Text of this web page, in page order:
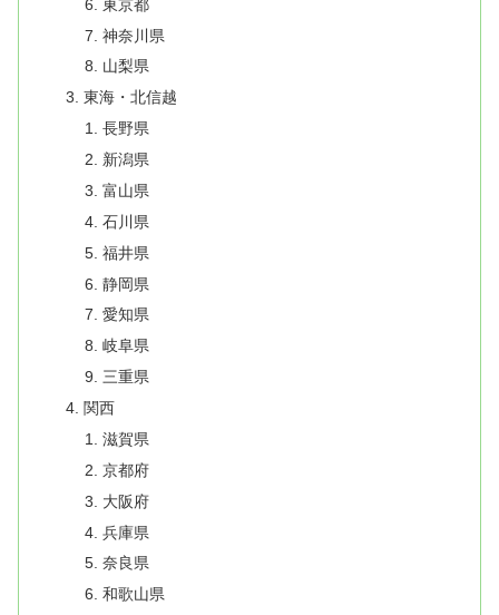
東京都
神奈川県
山梨県
東海・北信越
長野県
新潟県
富山県
石川県
福井県
静岡県
愛知県
岐阜県
三重県
関西
滋賀県
京都府
大阪府
兵庫県
奈良県
和歌山県